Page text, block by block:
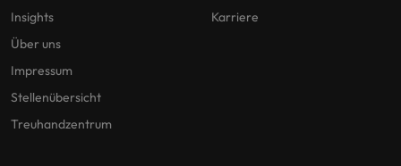
Insights
Über uns
Impressum
Stellenübersicht
Treuhandzentrum
Karriere